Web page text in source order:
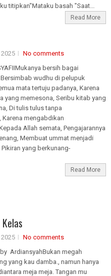
titipkan"Mataku basah "Saat...
Read More
No comments
bersih bagai
wudhu di pelupuk
mata tertuju padanya, Karena
yang memesona, Seribu kitab yang
Di tulis tulus tanpa
Karena mengabdikan
Allah semata, Pengajarannya
Membuat ummat menjadi
Pikiran yang berkunang-
Read More
No comments
ArdiansyahBukan megah
yang kau damba., namun hanya
meja meja. Tangan mu